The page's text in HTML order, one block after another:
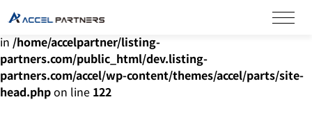
Warning: Undefined array key "HTTP_ACCEPT_LANGUAGE"
in /home/accelpartner/listing-
partners.com/public_html/dev.listing-
partners.com/accel/wp-content/themes/accel/parts/site-
head.phpon line 122